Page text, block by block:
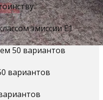
эмиссии Е1
50 вариантов
вариантов